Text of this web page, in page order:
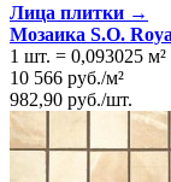
Лица плитки →
Мозаика S.O.
1 шт. = 0,093025 м²
10 566 руб./м²
982,90 руб./шт.